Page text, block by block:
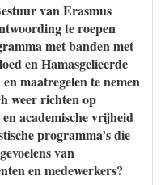
van Erasmus
te roepen
met banden met
en Hamasgelieerde
maatregelen te nemen
weer richten op
academische vrijheid
programma’s die
van
en medewerkers?